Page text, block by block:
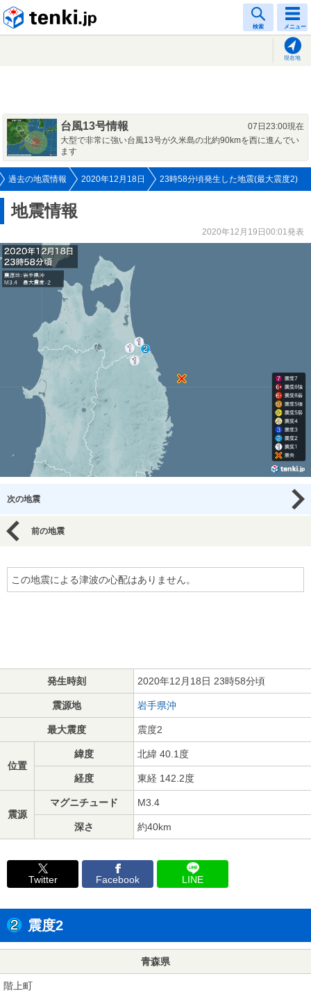
検索 メニュー
現在地
台風13号情報
07日23:00現在
大型で非常に強い台風13号が久米島の北約90kmを西に進んでい
ます
過去の地震情報 2020年12月18日 23時58分頃発生した地震(最大震度2)
地震情報
2020年12月19日00:01発表
次の地震
前の地震
この地震による津波の心配はありません。
発生時刻 2020年12月18日 23時58分頃
震源地 岩手県沖
最大震度 震度2
位置
緯度 北緯 40.1度
経度 東経 142.2度
震源
マグニチュード M3.4
深さ 約40km
Twitter Facebook LINE
震度2
青森県
階上町